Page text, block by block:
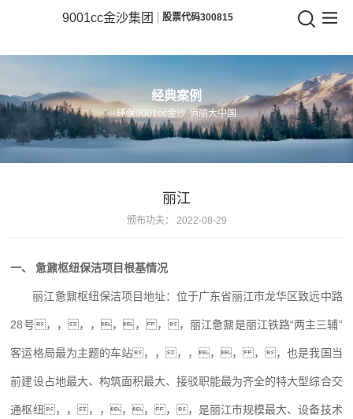
9001cc金沙集团
沙
集
团
股票代码300815
经典案例
环保9001cc金沙·俏丽大中国
丽江
颁布功夫： 2022-08-29
一、 惫鼐枢纽保洁项目根基情况
丽江惫鼐枢纽保洁项目地址：位于广东省丽江市龙华区致远中路
28号，，，，，， ，，丽江惫鼐是丽江铁路“两主三辅”
客运格局最为主题的车站，，，，，， ，，也是我国当
前建设占地最大、构筑面积最大、接驳职能最为齐全的特大型综合交
通枢纽，，，，，， ，，是丽江市规模最大、设备技术